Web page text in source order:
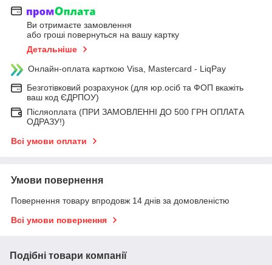
Ви отримаєте замовлення
або гроші повернуться на вашу картку
Детальніше
Онлайн-оплата карткою Visa, Mastercard - LiqPay
Безготівковий розрахунок (для юр.осіб та ФОП вкажіть
ваш код ЄДРПОУ)
Післяоплата (ПРИ ЗАМОВЛЕННІ ДО 500 ГРН ОПЛАТА
ОДРАЗУ!)
Всі умови оплати
Умови повернення
Повернення товару впродовж 14 днів за домовленістю
Всі умови повернення
Подібні товари компанії